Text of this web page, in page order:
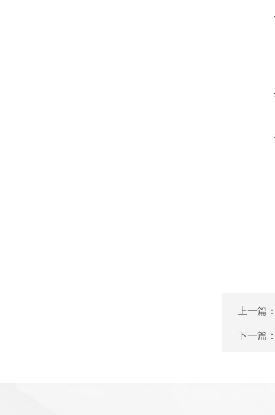
上一篇
下一篇